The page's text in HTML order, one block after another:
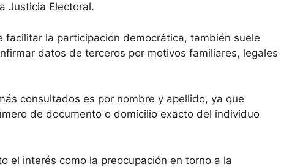
Justicia Electoral.
facilitar la participación democrática, también suele
datos de terceros por motivos familiares, legales
consultados es por nombre y apellido, ya que
de documento o domicilio exacto del individuo
el interés como la preocupación en torno a la